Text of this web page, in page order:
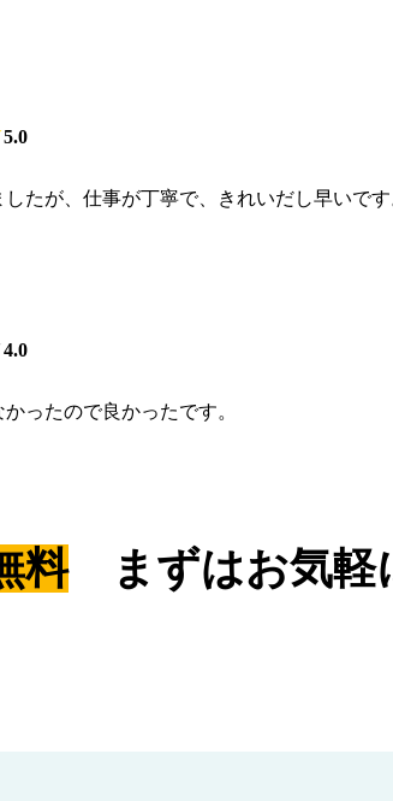
5.0
たが、仕事が丁寧で、きれいだし早いで
4.0
ったので良かったです。
料まずはお気軽